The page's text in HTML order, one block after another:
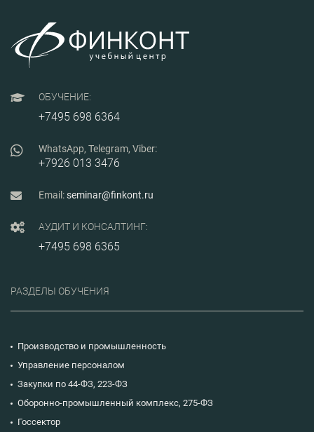
ОБУЧЕНИЕ:
+7495 698 6364
WhatsApp, Telegram, Viber:
+7926 013 3476
Email:seminar@finkont.ru
АУДИТ И КОНСАЛТИНГ:
+7495 698 6365
РАЗДЕЛЫ ОБУЧЕНИЯ
Производство и промышленность
Управление персоналом
Закупки по 44-ФЗ, 223-ФЗ
Оборонно-промышленный комплекс, 275-ФЗ
Госсектор